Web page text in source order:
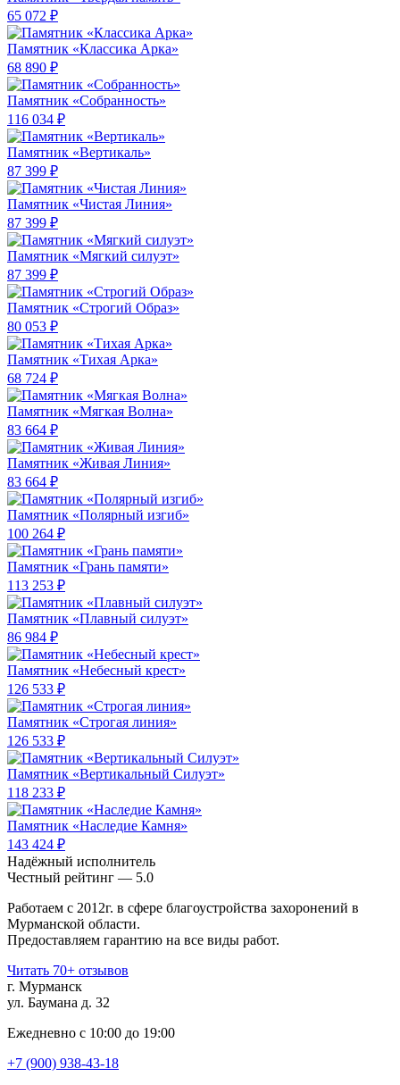
65 072 ₽
Памятник «Классика Арка»
68 890 ₽
Памятник «Собранность»
116 034 ₽
Памятник «Вертикаль»
87 399 ₽
Памятник «Чистая Линия»
87 399 ₽
Памятник «Мягкий силуэт»
87 399 ₽
Памятник «Строгий Образ»
80 053 ₽
Памятник «Тихая Арка»
68 724 ₽
Памятник «Мягкая Волна»
83 664 ₽
Памятник «Живая Линия»
83 664 ₽
Памятник «Полярный изгиб»
100 264 ₽
Памятник «Грань памяти»
113 253 ₽
Памятник «Плавный силуэт»
86 984 ₽
Памятник «Небесный крест»
126 533 ₽
Памятник «Строгая линия»
126 533 ₽
Памятник «Вертикальный Силуэт»
118 233 ₽
Памятник «Наследие Камня»
143 424 ₽
Надёжный исполнитель
Чеcтный рейтинг — 5.0
Работаем с 2012г. в сфере благоустройства захоронений в
Мурманской области.
Предоставляем гарантию на все виды работ.
Читать 70+ отзывов
г. Мурманск
ул. Баумана д. 32
Ежедневно с 10:00 до 19:00
+7 (900) 938-43-18